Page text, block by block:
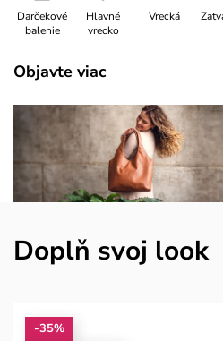
Darčekové
balenie
Hlavné
vrecko
Vrecká
Objavte viac
Doplň svoj look
-35%